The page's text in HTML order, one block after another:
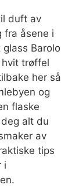
duft av
fra åsene i
Barolo
trøffel
her så
og
flaske
alt du
av
tips
i